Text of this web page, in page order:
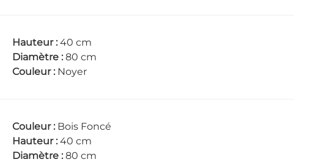
Hauteur : 40 cm
Diamètre : 80 cm
Couleur : Noyer
Couleur : Bois Foncé
Hauteur : 40 cm
Diamètre : 80 cm